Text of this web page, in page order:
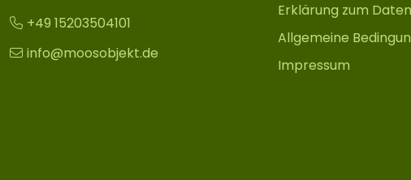
+49 15203504101
info@moosobjekt.de
Erklärung zum
Allgemeine
Impressum